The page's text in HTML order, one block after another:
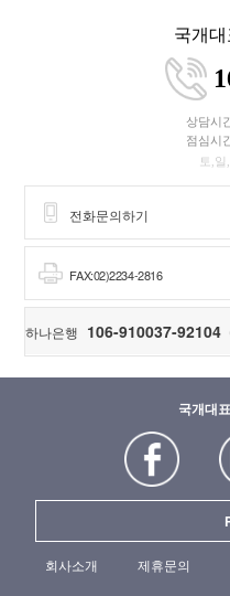
국개대
상담시
점심시
토,
전화문의하기
FAX:02)2234-2816
하나은행 106-910037-92104
국개대표
회사소개 제휴문의